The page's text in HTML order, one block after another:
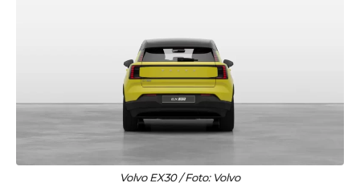
Volvo EX30 / Foto: Volvo